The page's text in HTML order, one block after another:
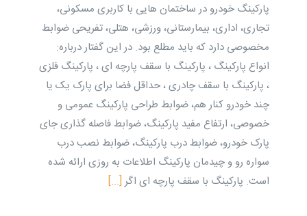
پارکینگ خودرو در ساختمان هایی با کاربری مسکونی،
تجاری، اداری، بیمارستانی، ورزشی، هتلی، تفریحی ضوابط
مخصوصی دارد که باید مطلع بود. در این گفتار درباره:
انواع پارکینگ ، پارکینگ با سقف پارچه ای ، پارکینگ فلزی
، پارکینگ با سقف چادری ، حداقل فضا برای پارک یک یا
چند خودرو کنار هم، ضوابط طراحی پارکینگ عمومی و
خصوصی، ارتفاع مفید پارکینگ، ضوابط فاصله گذاری جای
پارک خودرو، ضوابط درب پارکینگ، ضوابط نصب درب
سواره رو و چیدمان پارکینگ اطلاعات به روزی ارائه شده
است. پارکینگ با سقف پارچه ای اگر[...]